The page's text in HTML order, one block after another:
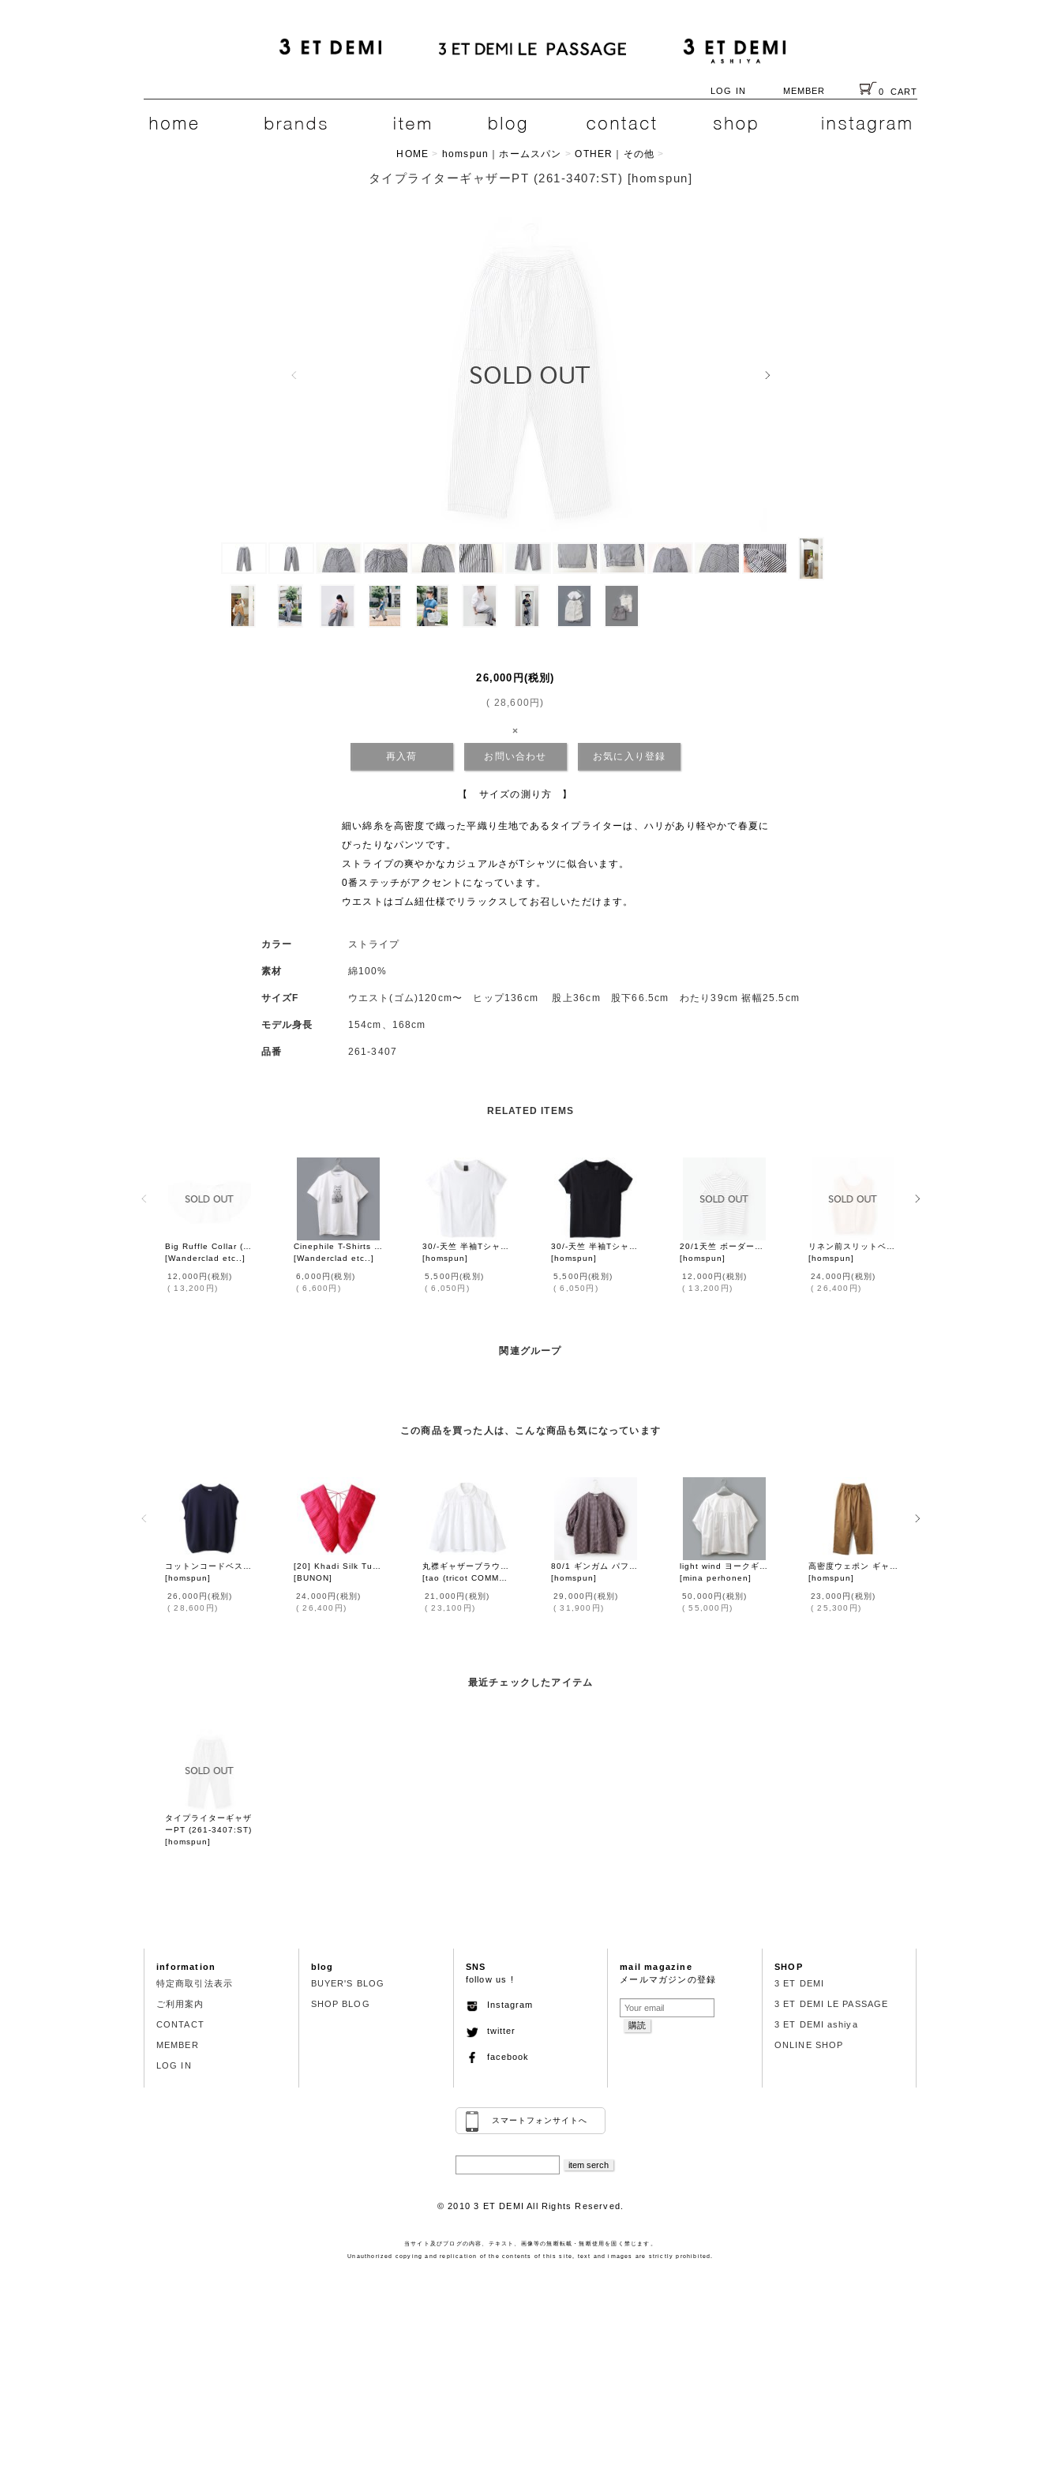
0 CART
LOG IN MEMBER
HOME > homspun｜ホームスパン > OTHER｜その他 >
タイプライターギャザーPT (261-3407:ST) [homspun]
26,000円 (税別)
( 28,600円)
×
再入荷 お問い合わせ お気に入り登録
【 サイズの測り方 】
細い綿糸を高密度で織った平織り生地であるタイプライターは、ハリがあり軽やかで春夏に
ぴったりなパンツです。
ストライプの爽やかなカジュアルさがTシャツに似合います。
0番ステッチがアクセントになっています。
ウエストはゴム紐仕様でリラックスしてお召しいただけます。
カラー ストライプ
素材 綿100%
サイズF ウエスト(ゴム)120cm〜 ヒップ136cm 股上36cm 股下66.5cm わたり39cm 裾幅25.5cm
モデル身長 154cm、168cm
品番 261-3407
RELATED ITEMS
Big Ruffle Collar (OWH)
[Wanderclad etc..]
12,000円(税別)
( 13,200円 )
Cinephile T-Shirts "Les Quatre Cents Coups" (WH)
[Wanderclad etc..]
6,000円(税別)
( 6,600円 )
30/-天竺 半袖Tシャツ（6271:WH）
[homspun]
5,500円(税別)
( 6,050円 )
30/-天竺 半袖Tシャツ（6271:BK)
[homspun]
5,500円(税別)
( 6,050円 )
20/1天竺 ボーダーノースリーブPO (6568:WHBK)
[homspun]
12,000円(税別)
( 13,200円 )
リネン前スリットベスト (261-7942:PC)
[homspun]
24,000円(税別)
( 26,400円 )
関連グループ
この商品を買った人は、こんな商品も気になっています
コットンコードベスト (261-7912A:NV)
[homspun]
26,000円(税別)
( 28,600円 )
[20] Khadi Silk Tuck Ruffle Collar (RV)
[BUNON]
24,000円(税別)
( 26,400円 )
丸襟ギャザーブラウス (WH)
[tao (tricot COMME des GARCONS) ]
21,000円(税別)
( 23,100円 )
80/1 ギンガム パフスリーブBL (261-5750:MCBK)
[homspun]
29,000円(税別)
( 31,900円 )
light wind ヨークギャザーブラウス (AES1428:WH)
[mina perhonen]
50,000円(税別)
( 55,000円 )
高密度ウェポン ギャザーPT (262-3357:CM)
[homspun]
23,000円(税別)
( 25,300円 )
最近チェックしたアイテム
タイプライターギャザ
ーPT (261-3407:ST)
[homspun]
information
特定商取引法表示
ご利用案内
CONTACT
MEMBER
LOG IN
blog
BUYER'S BLOG
SHOP BLOG
SNS
follow us !
Instagram
twitter
facebook
mail magazine
メールマガジンの登録
SHOP
3 ET DEMI
3 ET DEMI LE PASSAGE
3 ET DEMI ashiya
ONLINE SHOP
スマートフォンサイトへ
© 2010 3 ET DEMI All Rights Reserved.
当サイト及びブログの内容、テキスト、画像等の無断転載・無断使用を固く禁じます。
Unauthorized copying and replication of the contents of this site, text and images are strictly prohibited.